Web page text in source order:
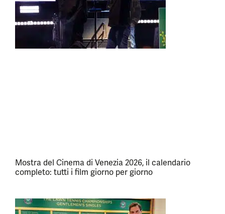
Mostra del Cinema di Venezia 2026, il calendario
completo: tutti i film giorno per giorno